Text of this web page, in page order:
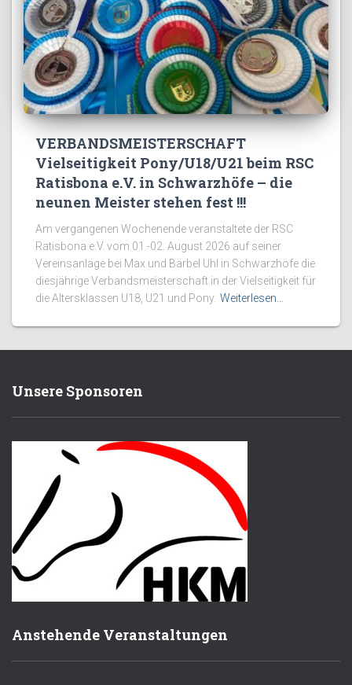
VERBANDSMEISTERSCHAFT
Vielseitigkeit Pony/U18/U21 beim RSC
Ratisbona e.V. in Schwarzhöfe – die
neunen Meister stehen fest !!!
Am vergangenen Wochenende veranstaltete der RSC
Ratisbona e.V. vom 01.-02. August 2026 auf seiner
Vereinsanlage bei Max und Bärbel Uhl in Schwarzhöfe die
diesjährige Verbandsmeisterschaft in der Vielseitigkeit für
die Altersklassen U18, U21 und Pony. Weiterlesen…
Unsere Sponsoren
Anstehende Veranstaltungen